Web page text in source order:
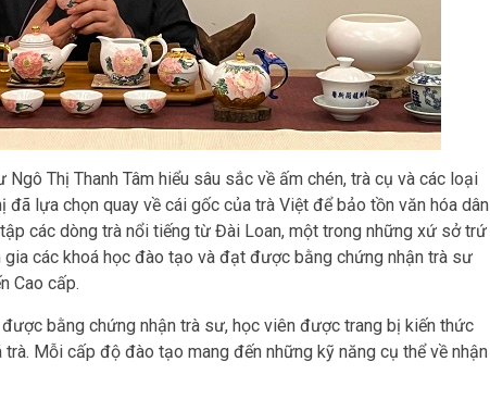
Ngô Thị Thanh Tâm hiểu sâu sắc về ấm chén, trà cụ và các loại
đã lựa chọn quay về cái gốc của trà Việt để bảo tồn văn hóa dân
các dòng trà nổi tiếng từ Đài Loan, một trong những xứ sở trứ
gia các khoá học đào tạo và đạt được bằng chứng nhận trà sư
Cao cấp.
bằng chứng nhận trà sư, học viên được trang bị kiến thức
Mỗi cấp độ đào tạo mang đến những kỹ năng cụ thể về nhận